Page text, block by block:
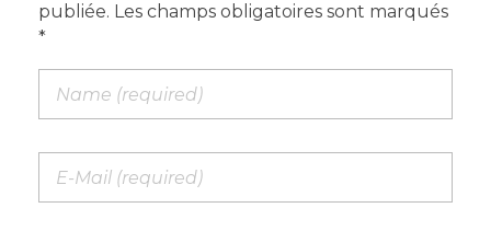
publiée. Les champs obligatoires sont marqués
*